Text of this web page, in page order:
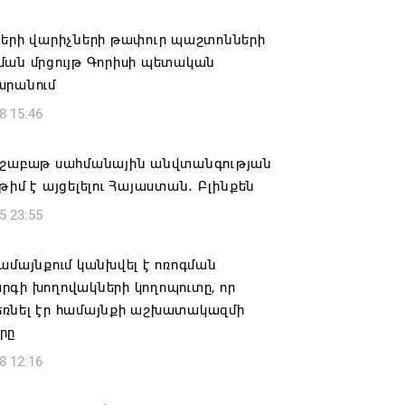
ավարտին է հասցվել
պատվիրատվությամբ
ևս մեկ ծրագիր
11:58
Հաջիևն ավելի վստահ, քան Փաշինյանը․
11:57
Մեղրին կարեւոր է` չի կարելի
տալ»
10:57
չունեն իրենց վիրավորվածությունը
վարիչների թափուր պաշտոնների
մրցույթ Գորիսի պետական
15:46
սահմանային անվտանգության
է այցելելու Հայաստան․ Բլինքեն
23:55
կանխվել է ոռոգման
խողովակների կողոպուտը, որ
էր համայնքի աշխատակազմի
12:16